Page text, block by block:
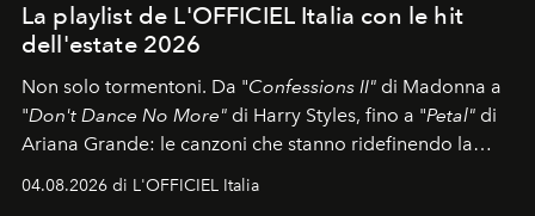
La playlist de L'OFFICIEL Italia con le hit
dell'estate 2026
Non solo tormentoni. Da "Confessions II" di Madonna a
"Don't Dance No More" di Harry Styles, fino a "Petal" di
Ariana Grande: le canzoni che stanno ridefinendo la
colonna sonora della stagione.
04.08.2026 di L'OFFICIEL Italia